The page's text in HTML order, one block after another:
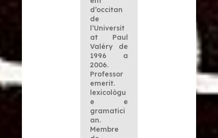
d’occitan
de
l’Universit
at Paul
Valéry de
1996 a
2006.
Professor
emerit.
lexicològu
e e
gramatici
an.
Membre